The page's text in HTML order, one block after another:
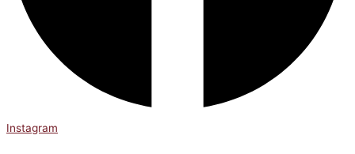
Instagram